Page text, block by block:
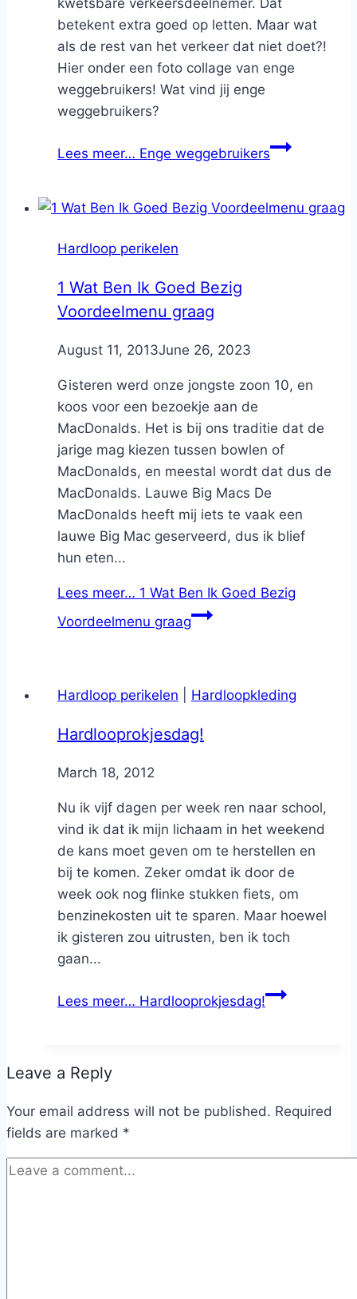
betekent extra goed op letten. Maar wat
als de rest van het verkeer dat niet doet?!
Hier onder een foto collage van enge
weggebruikers! Wat vind jij enge
weggebruikers?
Lees meer… Enge weggebruikers
Hardloop perikelen
1 Wat Ben Ik Goed Bezig
Voordeelmenu graag
ByNicole
August 11, 2013June 26, 2023
Gisteren werd onze jongste zoon 10, en
koos voor een bezoekje aan de
MacDonalds. Het is bij ons traditie dat de
jarige mag kiezen tussen bowlen of
MacDonalds, en meestal wordt dat dus de
MacDonalds. Lauwe Big Macs De
MacDonalds heeft mij iets te vaak een
lauwe Big Mac geserveerd, dus ik blief
hun eten...
Lees meer… 1 Wat Ben Ik Goed Bezig
Voordeelmenu graag
Hardloop perikelen Hardloopkleding
Hardlooprokjesdag!
ByNicole
March 18, 2012
Nu ik vijf dagen per week ren naar school,
vind ik dat ik mijn lichaam in het weekend
de kans moet geven om te herstellen en
bij te komen. Zeker omdat ik door de
week ook nog flinke stukken fiets, om
benzinekosten uit te sparen. Maar hoewel
ik gisteren zou uitrusten, ben ik toch
gaan...
Lees meer… Hardlooprokjesdag!
Leave a Reply
Your email address will not be published. Required
fields are marked *